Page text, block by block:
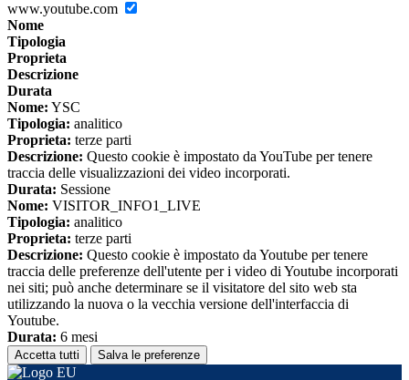
www.youtube.com
Nome
Tipologia
Proprieta
Descrizione
Durata
Nome: YSC
Tipologia: analitico
Proprieta: terze parti
Descrizione: Questo cookie è impostato da YouTube per tenere
traccia delle visualizzazioni dei video incorporati.
Durata: Sessione
Nome: VISITOR_INFO1_LIVE
Tipologia: analitico
Proprieta: terze parti
Descrizione: Questo cookie è impostato da Youtube per tenere
traccia delle preferenze dell'utente per i video di Youtube incorporati
nei siti; può anche determinare se il visitatore del sito web sta
utilizzando la nuova o la vecchia versione dell'interfaccia di
Youtube.
Durata: 6 mesi
Accetta tutti Salva le preferenze